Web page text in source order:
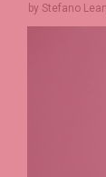
by Stefano